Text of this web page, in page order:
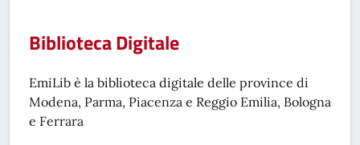
Biblioteca Digitale
EmiLib è la biblioteca digitale delle province di
Modena, Parma, Piacenza e Reggio Emilia, Bologna
e Ferrara